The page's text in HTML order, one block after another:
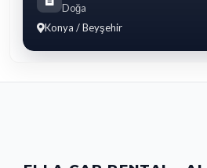
Doğa
Konya / Beyşehir